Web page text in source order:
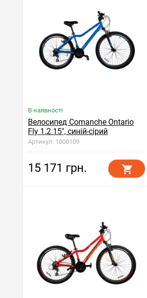
В наявності
Велосипед Comanche Ontario
Fly 1.2 15", синій-сірий
Артикул: 1000109
15 171 грн.